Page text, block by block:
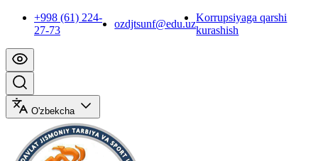
+998 (61) 224-
27-73
ozdjtsunf@edu.uz
Korrupsiyaga qarshi
kurashish
O'zbekcha